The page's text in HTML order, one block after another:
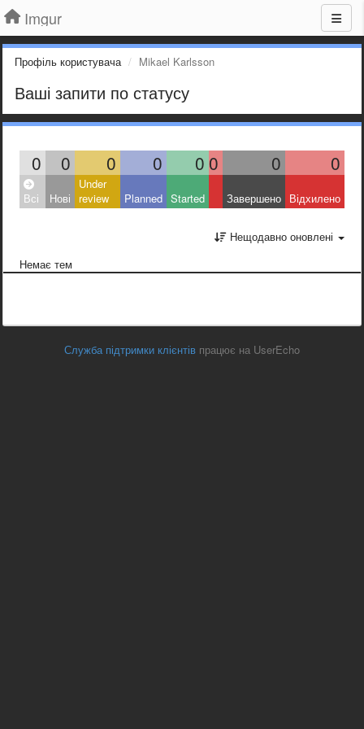
Imgur
Профіль користувача Mikael Karlsson
Ваші запити по статусу
0 0 0 0 0 0 0 0
Всі Нові
Under
review
Planned Started Завершено Відхилено
Нещодавно оновлені
Немає тем
Служба підтримки клієнтів працює на UserEcho